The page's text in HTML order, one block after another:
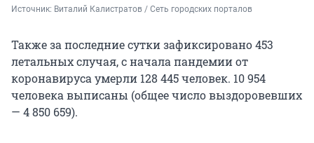
Источник: Виталий Калистратов / Сеть городских порталов
Также за последние сутки зафиксировано 453
летальных случая, с начала пандемии от
коронавируса умерли 128 445 человек. 10 954
человека выписаны (общее число выздоровевших
— 4 850 659).